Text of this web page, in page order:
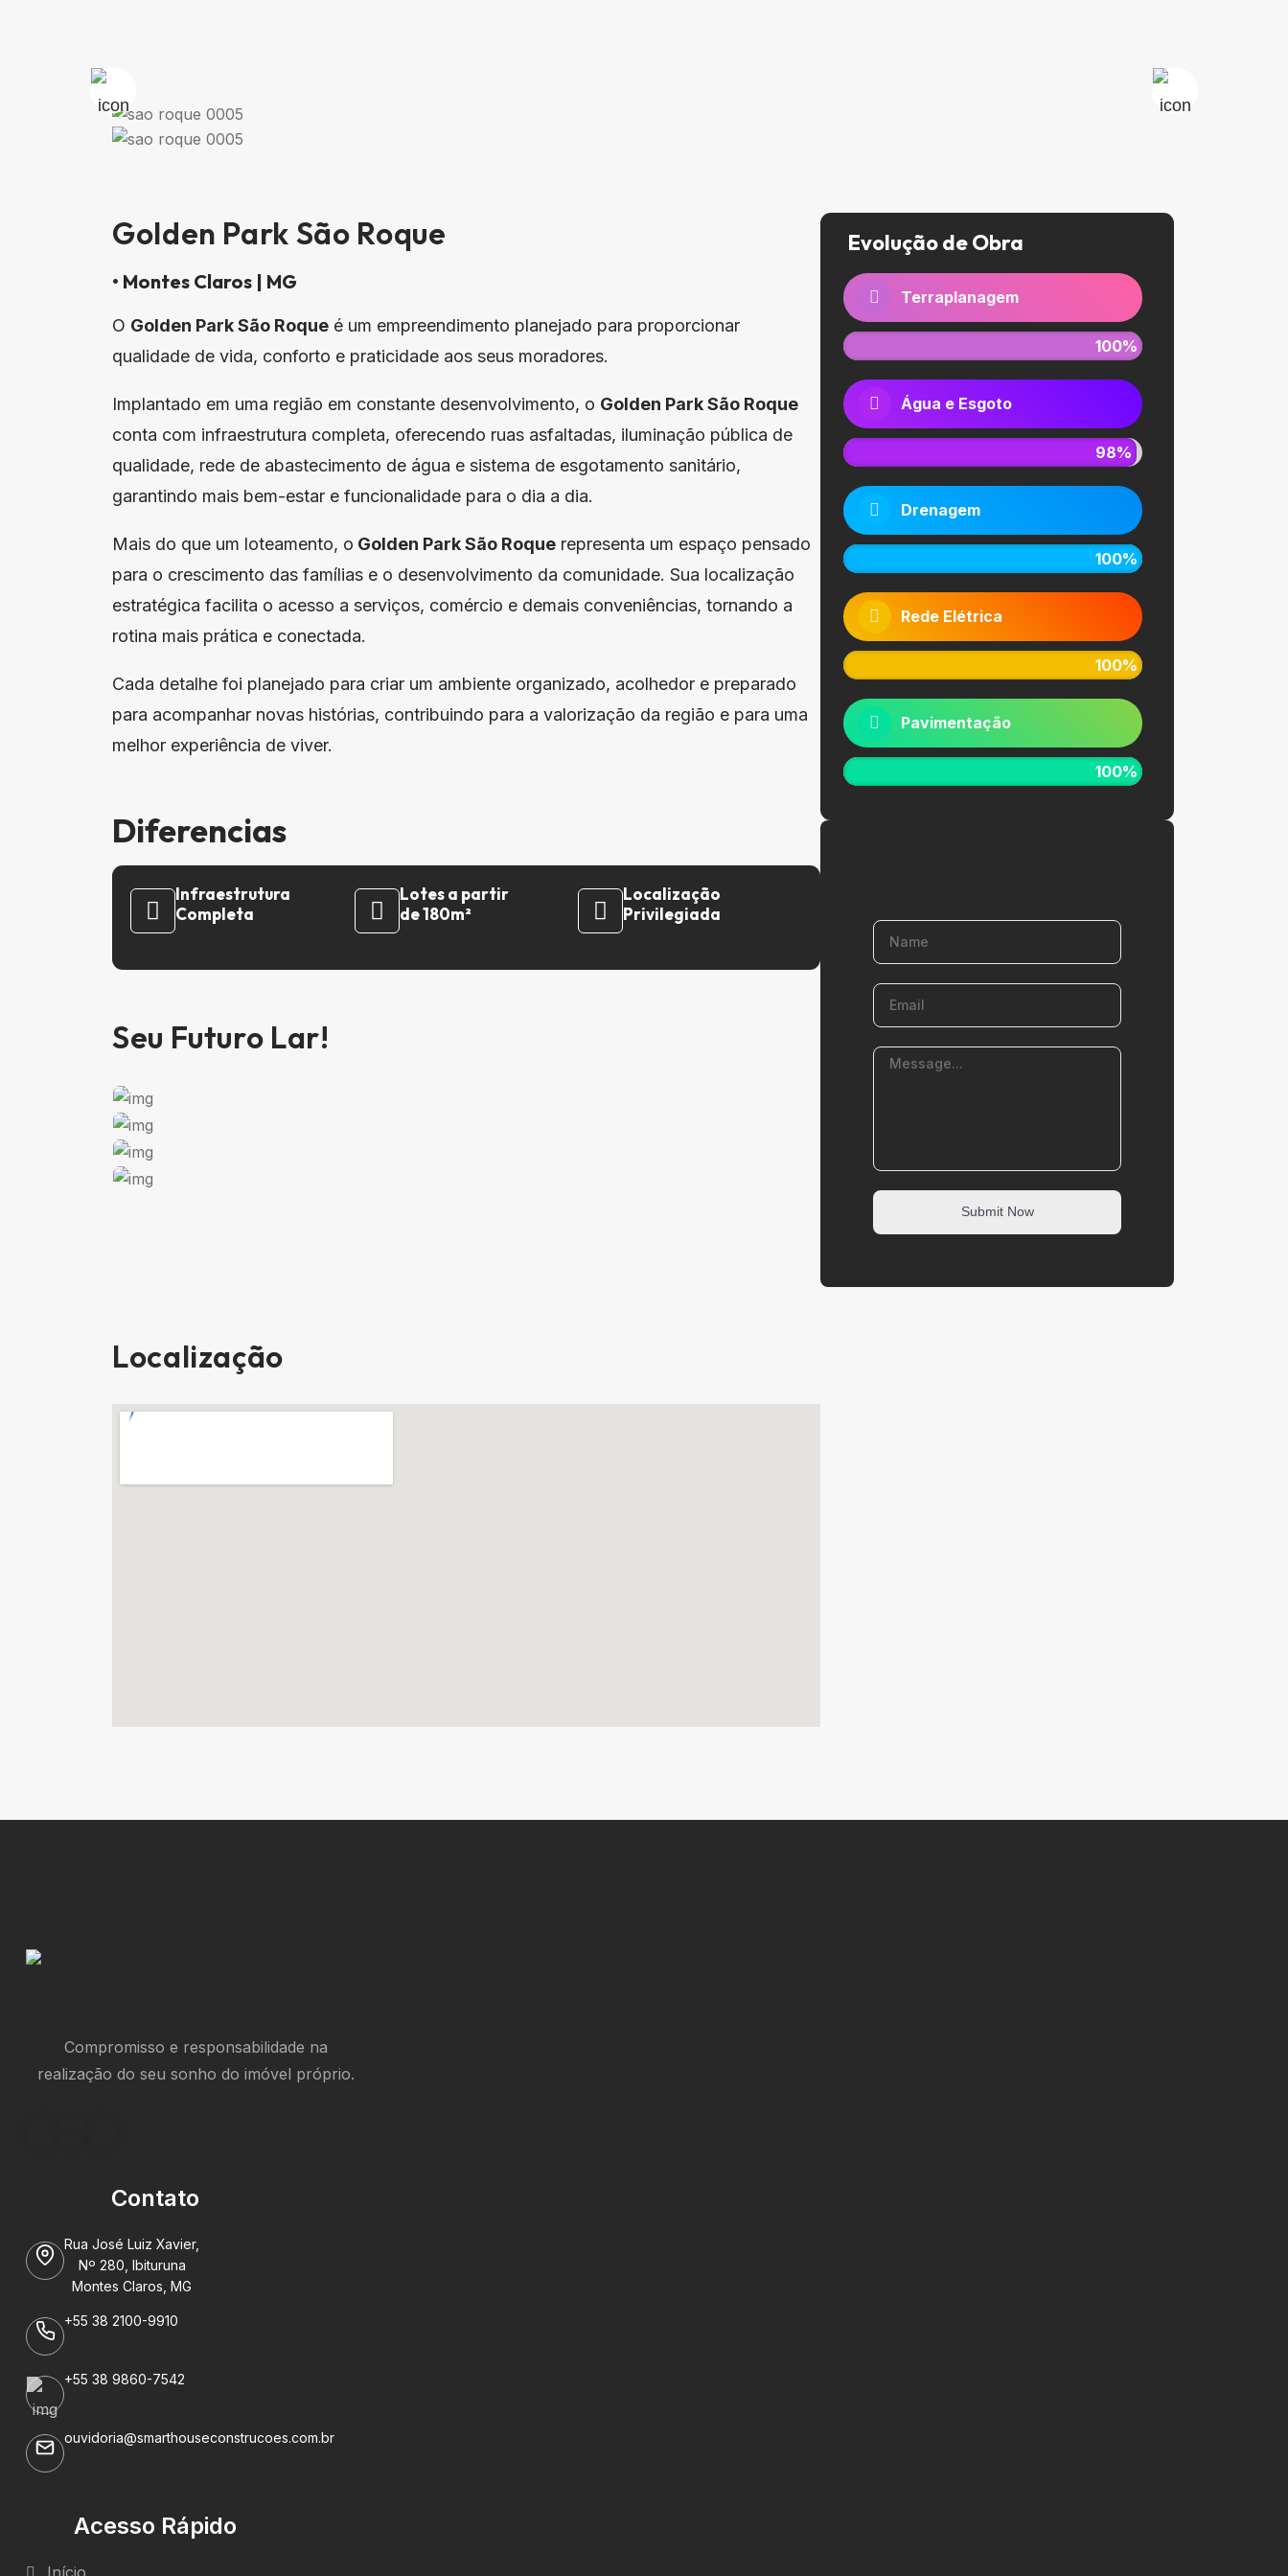
Golden Park São Roque
• Montes Claros | MG
O Golden Park São Roque é um empreendimento planejado para proporcionar
qualidade de vida, conforto e praticidade aos seus moradores.
Implantado em uma região em constante desenvolvimento, o Golden Park São Roque
conta com infraestrutura completa, oferecendo ruas asfaltadas, iluminação pública de
qualidade, rede de abastecimento de água e sistema de esgotamento sanitário,
garantindo mais bem-estar e funcionalidade para o dia a dia.
Mais do que um loteamento, o Golden Park São Roque representa um espaço pensado
para o crescimento das famílias e o desenvolvimento da comunidade. Sua localização
estratégica facilita o acesso a serviços, comércio e demais conveniências, tornando a
rotina mais prática e conectada.
Cada detalhe foi planejado para criar um ambiente organizado, acolhedor e preparado
para acompanhar novas histórias, contribuindo para a valorização da região e para uma
melhor experiência de viver.
Diferencias
Infraestrutura
Completa
Lotes a partir
de 180m²
Localização
Privilegiada
Seu Futuro Lar!
Localização
Evolução de Obra
Terraplanagem
100%
Água e Esgoto
98%
Drenagem
100%
Rede Elétrica
100%
Pavimentação
100%
Submit Now
Compromisso e responsabilidade na
realização do seu sonho do imóvel próprio.
Contato
Rua José Luiz Xavier,
Nº 280, Ibituruna
Montes Claros, MG
+55 38 2100-9910
+55 38 9860-7542
ouvidoria@smarthouseconstrucoes.com.br
Acesso Rápido
Início